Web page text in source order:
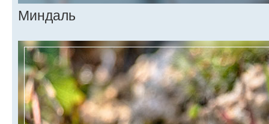
Миндаль